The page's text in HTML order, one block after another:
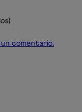
comentario.